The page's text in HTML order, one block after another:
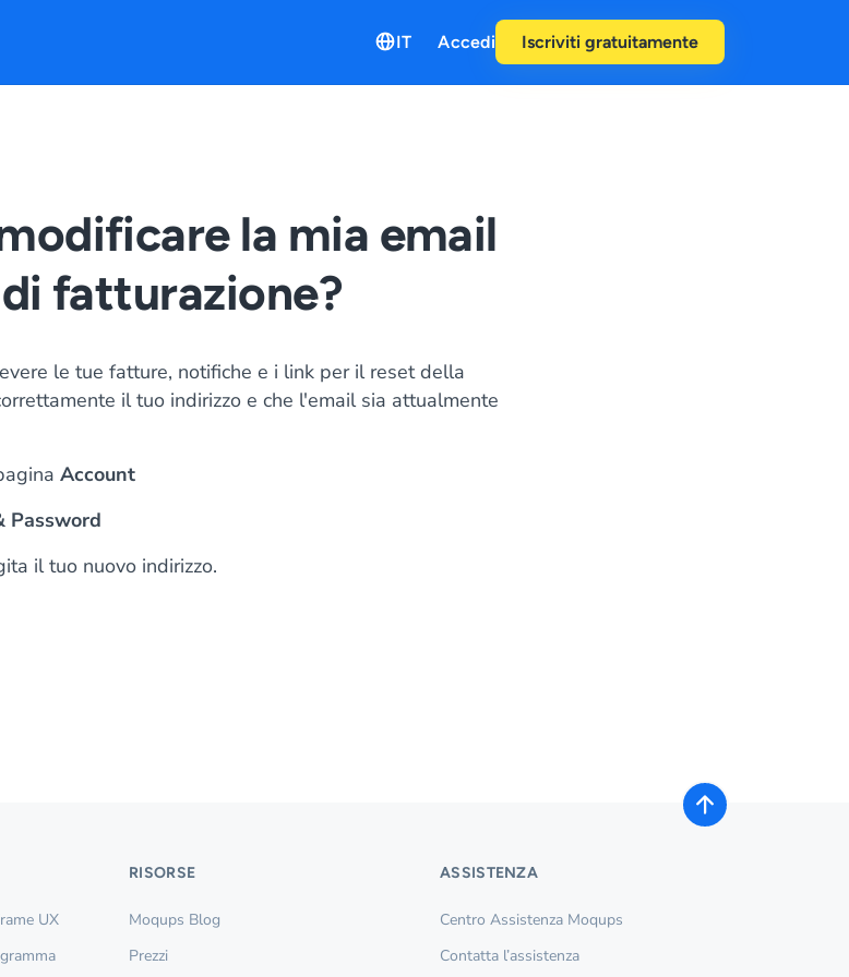
IT Accedi Iscriviti gratuitamente
la mia email
fatturazione?
le tue fatture, notifiche e i link per il reset della
il tuo indirizzo e che l'email sia attualmente
Account
Password
il tuo nuovo indirizzo.
UX
RISORSE
Moqups Blog
Prezzi
ASSISTENZA
Centro Assistenza Moqups
Contatta l’assistenza